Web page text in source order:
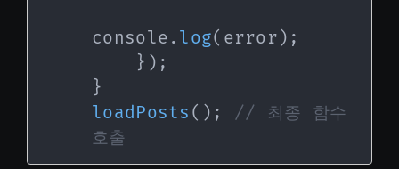
console . log( error ) ;
} ) ;
}
loadPosts ( ) ;
// 최종 함수
호출